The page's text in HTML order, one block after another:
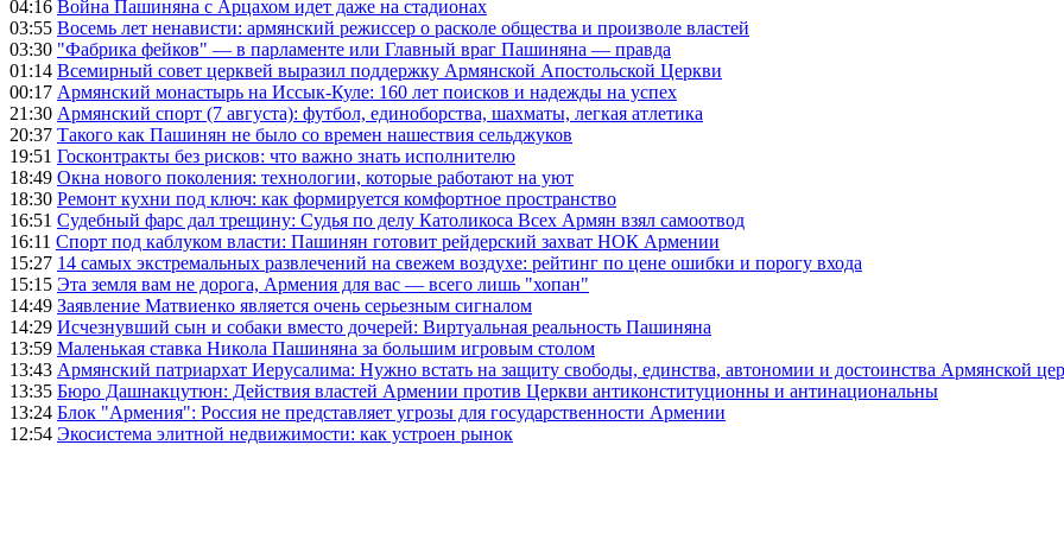
04:16 Война Пашиняна с Арцахом идет даже на стадионах
03:55 Восемь лет ненависти: армянский режиссер о расколе общества и произволе властей
03:30 "Фабрика фейков" — в парламенте или Главный враг Пашиняна — правда
01:14 Всемирный совет церквей выразил поддержку Армянской Апостольской Церкви
00:17 Армянский монастырь на Иссык-Куле: 160 лет поисков и надежды на успех
21:30 Армянский спорт (7 августа): футбол, единоборства, шахматы, легкая атлетика
20:37 Такого как Пашинян не было со времен нашествия сельджуков
19:51 Госконтракты без рисков: что важно знать исполнителю
18:49 Окна нового поколения: технологии, которые работают на уют
18:30 Ремонт кухни под ключ: как формируется комфортное пространство
16:51 Судебный фарс дал трещину: Судья по делу Католикоса Всех Армян взял самоотвод
16:11 Спорт под каблуком власти: Пашинян готовит рейдерский захват НОК Армении
15:27 14 самых экстремальных развлечений на свежем воздухе: рейтинг по цене ошибки и порогу входа
15:15 Эта земля вам не дорога, Армения для вас — всего лишь "хопан"
14:49 Заявление Матвиенко является очень серьезным сигналом
14:29 Исчезнувший сын и собаки вместо дочерей: Виртуальная реальность Пашиняна
13:59 Маленькая ставка Никола Пашиняна за большим игровым столом
13:43 Армянский патриархат Иерусалима: Нужно встать на защиту свободы, единства, автономии и достоинства Армянской
13:35 Бюро Дашнакцутюн: Действия властей Армении против Церкви антиконституционны и антинациональны
13:24 Блок "Армения": Россия не представляет угрозы для государственности Армении
12:54 Экосистема элитной недвижимости: как устроен рынок